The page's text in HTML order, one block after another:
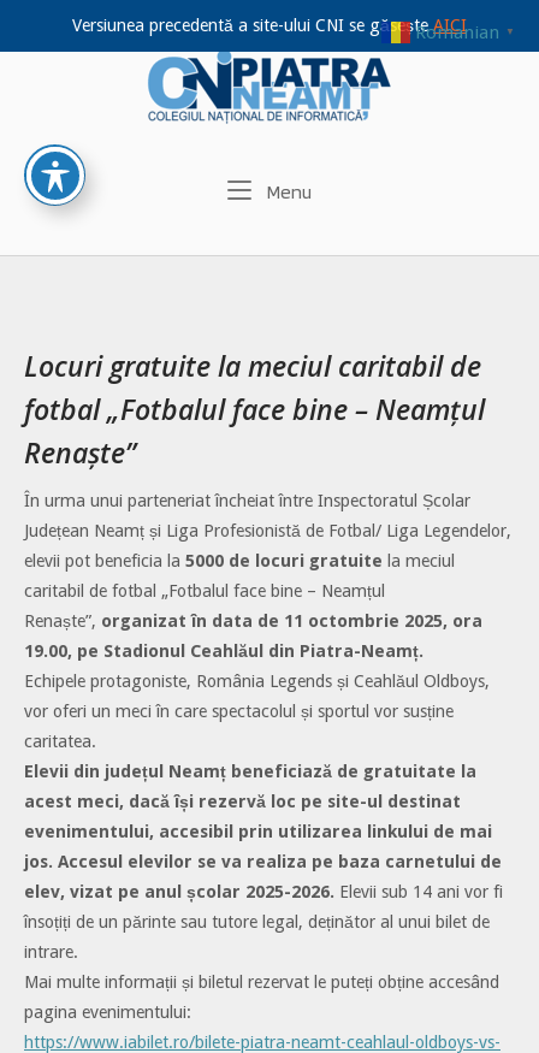
Versiunea precedentă a site-ului CNI se găseșteAICI
Home
Menu
Locuri gratuite la meciul caritabil de
fotbal „Fotbalul face bine – Neamțul
Renaște”
În urma unui parteneriat încheiat între Inspectoratul Școlar
Județean Neamț și Liga Profesionistă de Fotbal/ Liga Legendelor,
elevii pot beneficia la 5000 de locuri gratuite la meciul
caritabil de fotbal „Fotbalul face bine – Neamțul
Renaște”, organizat în data de 11 octombrie 2025, ora
19.00, pe Stadionul Ceahlăul din Piatra-Neamț.
Echipele protagoniste, România Legends și Ceahlăul Oldboys,
vor oferi un meci în care spectacolul și sportul vor susține
caritatea.
Elevii din județul Neamț beneficiază de gratuitate la
acest meci, dacă își rezervă loc pe site-ul destinat
evenimentului, accesibil prin utilizarea linkului de mai
jos. Accesul elevilor se va realiza pe baza carnetului de
elev, vizat pe anul școlar 2025-2026. Elevii sub 14 ani vor fi
însoțiți de un părinte sau tutore legal, deținător al unui bilet de
intrare.
Mai multe informații și biletul rezervat le puteți obține accesând
pagina evenimentului:
https://www.iabilet.ro/bilete-piatra-neamt-ceahlaul-oldboys-vs-
Romanian ▼